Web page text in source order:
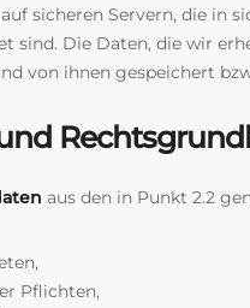
sicheren Servern, die
sind. Die Daten, die wir
von ihnen gespeichert
aus den in Punkt 2.2
Pflichten,